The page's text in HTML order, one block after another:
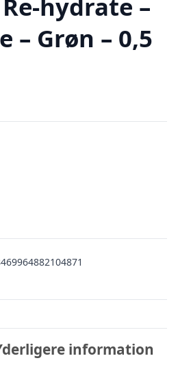
– Grøn – 0,5
information